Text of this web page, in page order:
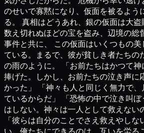
のせいで寡黙になり、仮面を被るよう
る。 真相はどうあれ、銀の仮面は大盗
数え切れぬほどの宝を盗み、辺境の総
事件と共に、 この仮面はいくつもの
ている。まるで、彼が貧しき者たちの
の雨のように。 「お前たちはかつて
捧げた。しかし、お前たちの泣き声に
かった」 「神々も人と同じく無力で
ているからだ」 「恐怖の中で泣き叫ぼ
はしない。神々は一人として救えない
「彼らは自分のことでさえ救えやし